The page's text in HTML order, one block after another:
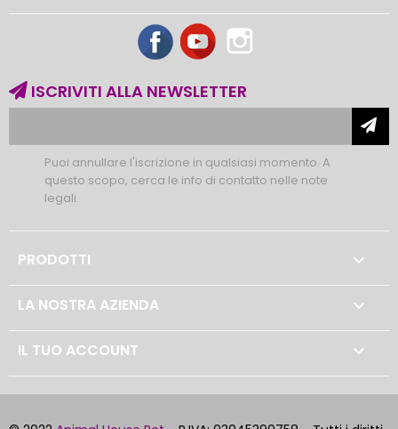
FacebookYouTube
ISCRIVITI ALLA NEWSLETTER
Puoi annullare l'iscrizione in qualsiasi momento. A
questo scopo, cerca le info di contatto nelle note
legali.
PRODOTTI 
LA NOSTRA AZIENDA 
IL TUO ACCOUNT 